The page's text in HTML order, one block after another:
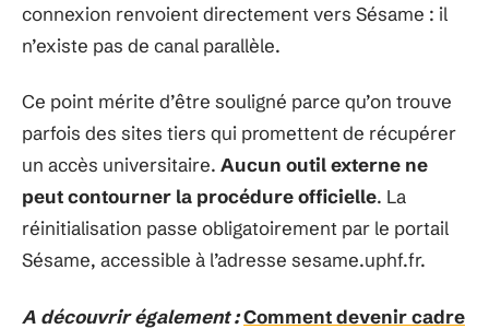
connexion renvoient directement vers Sésame : il
n’existe pas de canal parallèle.
Ce point mérite d’être souligné parce qu’on trouve
parfois des sites tiers qui promettent de récupérer
un accès universitaire. Aucun outil externe ne
peut contourner la procédure officielle. La
réinitialisation passe obligatoirement par le portail
Sésame, accessible à l’adresse sesame.uphf.fr.
A découvrir également :Comment devenir cadre